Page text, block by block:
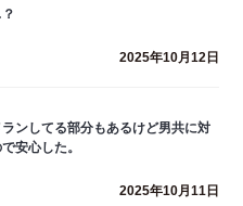
2025年10月12日
ンしてる部分もあるけど男共に対
安心した。
2025年10月11日